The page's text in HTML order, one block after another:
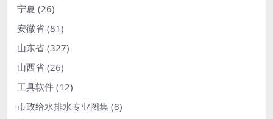
宁夏 (26)
安徽省 (81)
山东省 (327)
山西省 (26)
工具软件 (12)
市政给水排水专业图集 (8)